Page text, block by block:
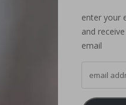
enter your
and
email